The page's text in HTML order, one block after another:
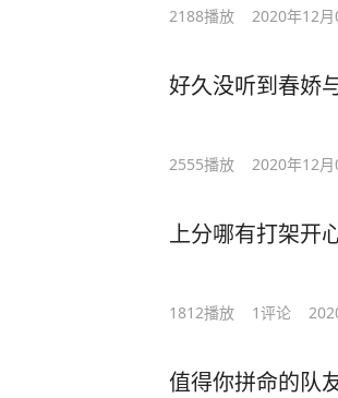
2188播放 2020年12月
好久没听到春娇
2555播放 2020年12月
上分哪有打架开
1812播放 1评论
值得你拼命的队